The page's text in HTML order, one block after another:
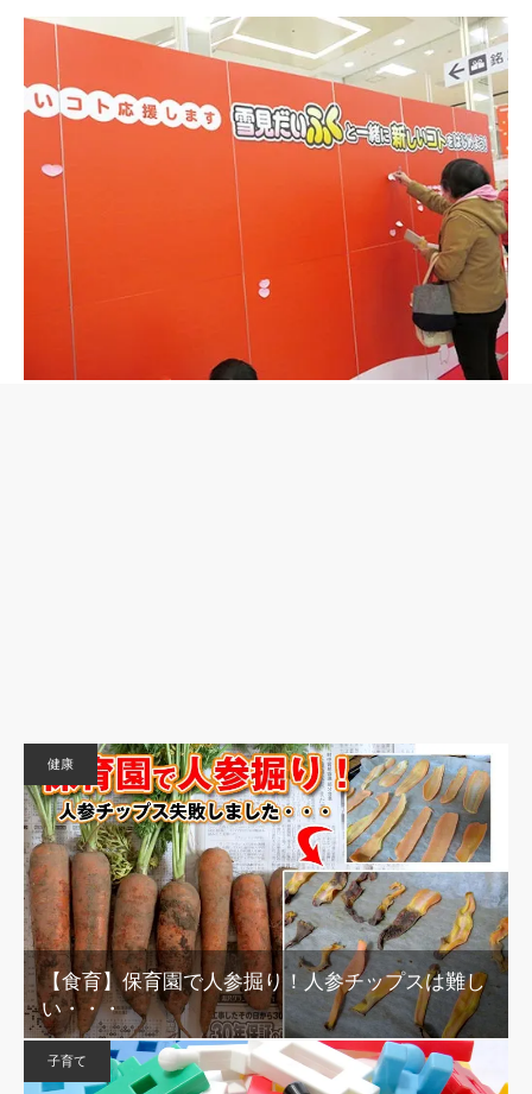
健康
【食育】保育園で人参掘り！人参チップスは難し
い・・・
子育て